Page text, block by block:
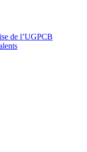
de l’UGPCB